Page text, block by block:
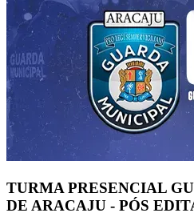
TURMA PRESENCIAL
DE ARACAJU - PÓS